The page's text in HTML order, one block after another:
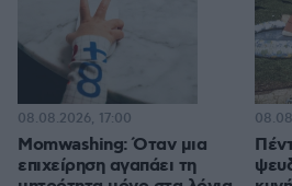
Momwashing: Όταν μια
επιχείρηση αγαπάει τη
08.08.2026, 17:00